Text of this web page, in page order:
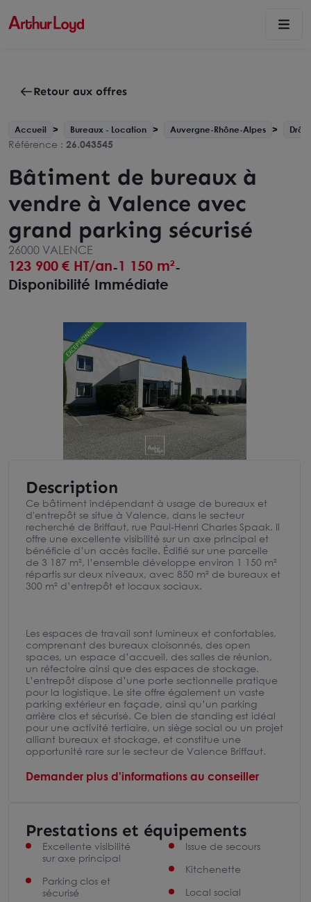
Retour aux offres
Accueil Bureaux - Location Auvergne-Rhône-Alpes
Référence : 26.043545
Bâtiment de bureaux à
vendre à Valence avec
grand parking sécurisé
26000 VALENCE
123 900 € HT/an-1 150 m²-
Disponibilité Immédiate
Description
Ce bâtiment indépendant à usage de bureaux et
d'entrepôt se situe à Valence, dans le secteur
recherché de Briffaut, rue Paul-Henri Charles Spaak. Il
offre une excellente visibilité sur un axe principal et
bénéficie d’un accès facile. Édifié sur une parcelle
de 3 187 m², l’ensemble développe environ 1 150 m²
répartis sur deux niveaux, avec 850 m² de bureaux et
300 m² d’entrepôt et locaux sociaux.
Les espaces de travail sont lumineux et confortables,
comprenant des bureaux cloisonnés, des open
spaces, un espace d’accueil, des salles de réunion,
un réfectoire ainsi que des espaces de stockage.
L’entrepôt dispose d’une porte sectionnelle pratique
pour la logistique. Le site offre également un vaste
parking extérieur en façade, ainsi qu’un parking
arrière clos et sécurisé. Ce bien de standing est idéal
pour une activité tertiaire, un siège social ou un projet
alliant bureaux et stockage, et constitue une
opportunité rare sur le secteur de Valence Briffaut.
Demander plus d'informations au conseiller
Prestations et équipements
Excellente visibilité
sur axe principal
Parking clos et
sécurisé
Issue de secours
Kitchenette
Local social